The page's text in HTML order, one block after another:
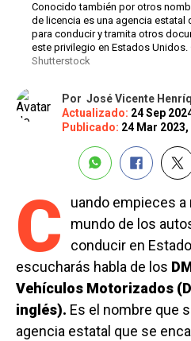
Conocido también por otros
de licencia es una agencia estatal
para conducir y tramita otros
este privilegio en Estados Unidos.
Shutterstock
Por José Vicente
Actualizado: 24 Sep
Publicado: 24 Mar
C
uando empieces a
mundo de los
conducir en
escucharás habla de los
Vehículos Motorizados
inglés). Es el nombre que
agencia estatal que se